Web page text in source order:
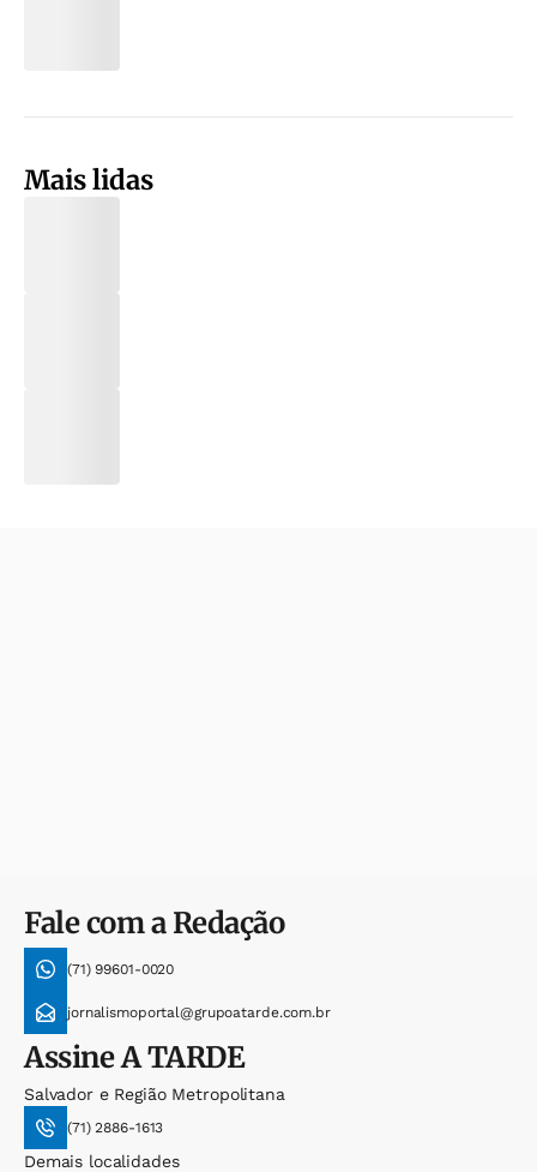
Mais lidas
Fale com a Redação
(71) 99601-0020
jornalismoportal@grupoatarde.com.br
AssineA TARDE
Salvador e Região Metropolitana
(71) 2886-1613
Demais localidades